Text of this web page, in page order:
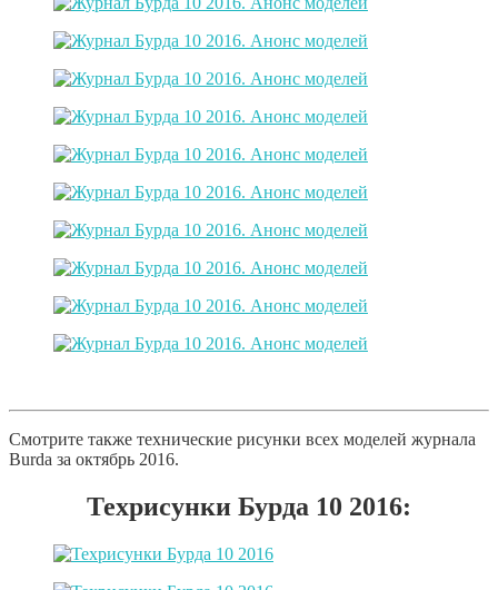
Смотрите также технические рисунки всех моделей журнала
Burda за октябрь 2016.
Техрисунки Бурда 10 2016: